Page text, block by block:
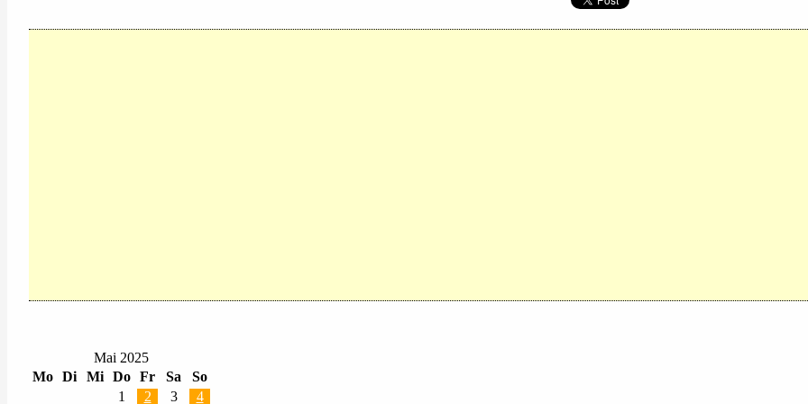
Mai 2025
Mo Di Mi Do Fr Sa
So
1
2 3 4